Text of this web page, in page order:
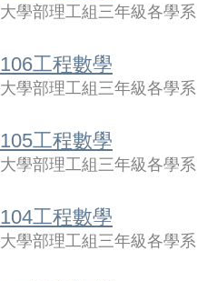
大學部理工組三年級各學系
106工程數學
大學部理工組三年級各學系
105工程數學
大學部理工組三年級各學系
104工程數學
大學部理工組三年級各學系